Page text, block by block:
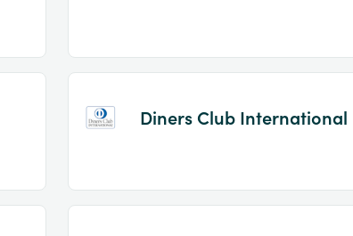
Diners Club International